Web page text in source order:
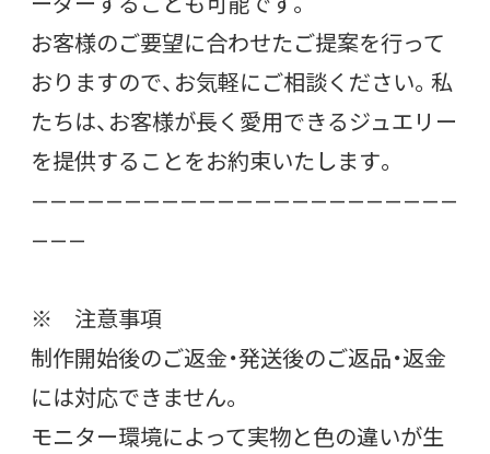
お客様のご要望に合わせたご提案を行って
おりますので、お気軽にご相談ください。私
たちは、お客様が長く愛用できるジュエリー
を提供することをお約束いたします。
———————————————————————
———
※ 注意事項
制作開始後のご返金・発送後のご返品・返金
には対応できません。
モニター環境によって実物と色の違いが生